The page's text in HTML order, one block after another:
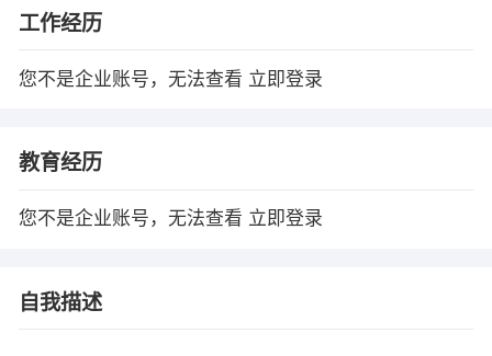
工作经历
您不是企业账号，无法查看 立即登录
教育经历
您不是企业账号，无法查看 立即登录
自我描述